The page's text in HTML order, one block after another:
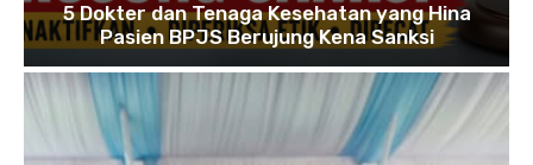
5 Dokter dan Tenaga Kesehatan yang Hina
Pasien BPJS Berujung Kena Sanksi